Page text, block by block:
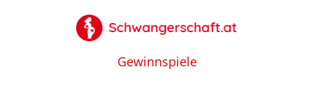
Gewinnspiele